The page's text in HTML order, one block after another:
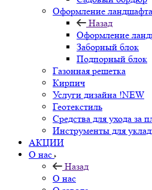
Оформление ландшафта
Назад
Оформление
Заборный блок
Подпорный блок
Газонная решетка
Кирпич
Услуги дизайна !NEW
Геотекстиль
Средства для ухода за
Инструменты для
АКЦИИ
О нас
Назад
О нас